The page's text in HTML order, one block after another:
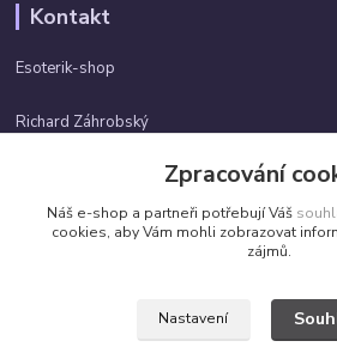
Kontakt
Esoterik-shop
Richard Záhrobský
info@esoterik-shop.cz
Zpracování
Náš e-shop a partneři potřebují Váš
cookies, aby Vám mohli zobrazovat
zájmů.
Nastavení